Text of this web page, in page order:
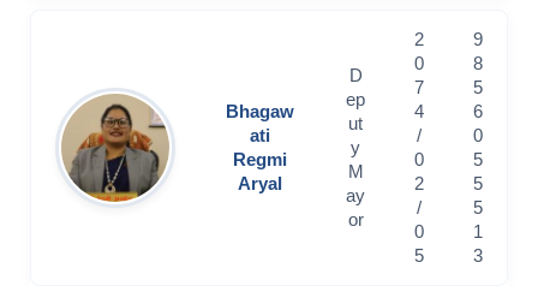
Bhagaw
ati
Regmi
Aryal
D
ep
ut
y
M
ay
or
2
0
7
4
/
0
2
/
0
5
9
8
5
6
0
5
5
5
1
3